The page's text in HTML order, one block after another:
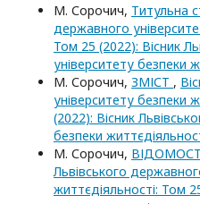
М. Сорочич, Титульна
державного
Том 25 (2022): Вісник
університету безпеки
М. Сорочич, ЗМІСТ ,
університету безпеки
(2022): Вісник
безпеки
М. Сорочич,
Львівського
життєдіяльності: Том